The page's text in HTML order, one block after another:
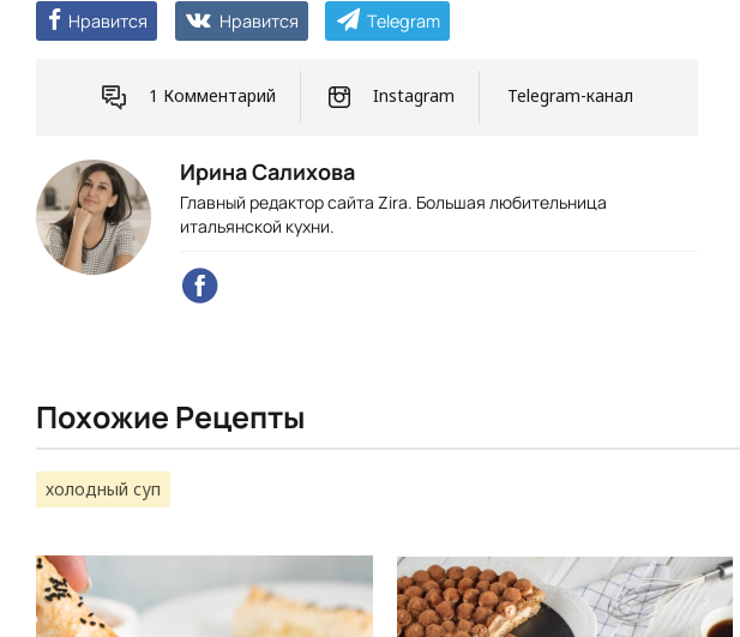
Нравится Нравится Telegram
1 Комментарий Instagram Telegram-канал
Ирина Салихова
Главный редактор сайта Zira. Большая любительница
итальянской кухни.
Похожие Рецепты
холодный суп